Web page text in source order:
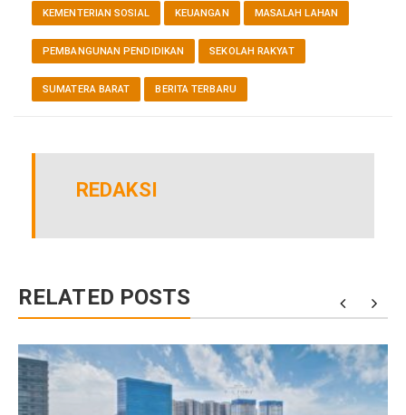
KEMENTERIAN SOSIAL KEUANGAN MASALAH LAHAN
PEMBANGUNAN PENDIDIKAN SEKOLAH RAKYAT
SUMATERA BARAT BERITA TERBARU
REDAKSI
RELATED POSTS